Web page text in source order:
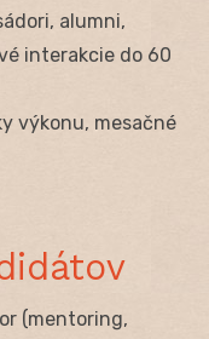
alumni,
interakcie do 60
výkonu, mesačné
(mentoring,